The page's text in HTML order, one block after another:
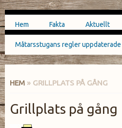
Huvudmeny
Hem Fakta Aktuellt
Måtarsstugans regler uppdaterade
HEM » GRILLPLATS PÅ GÅNG
Grillplats på gång